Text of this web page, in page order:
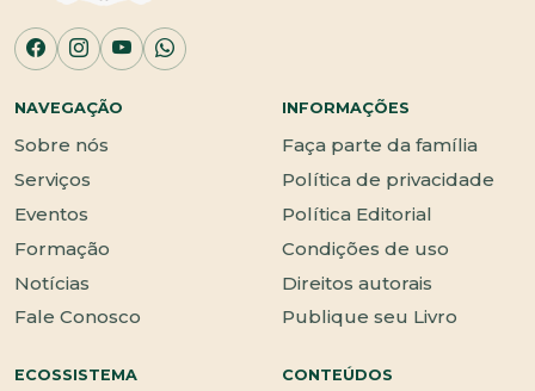
NAVEGAÇÃO
Sobre nós
Serviços
Eventos
Formação
Notícias
Fale Conosco
INFORMAÇÕES
Faça parte da família
Política de privacidade
Política Editorial
Condições de uso
Direitos autorais
Publique seu Livro
ECOSSISTEMA CONTEÚDOS